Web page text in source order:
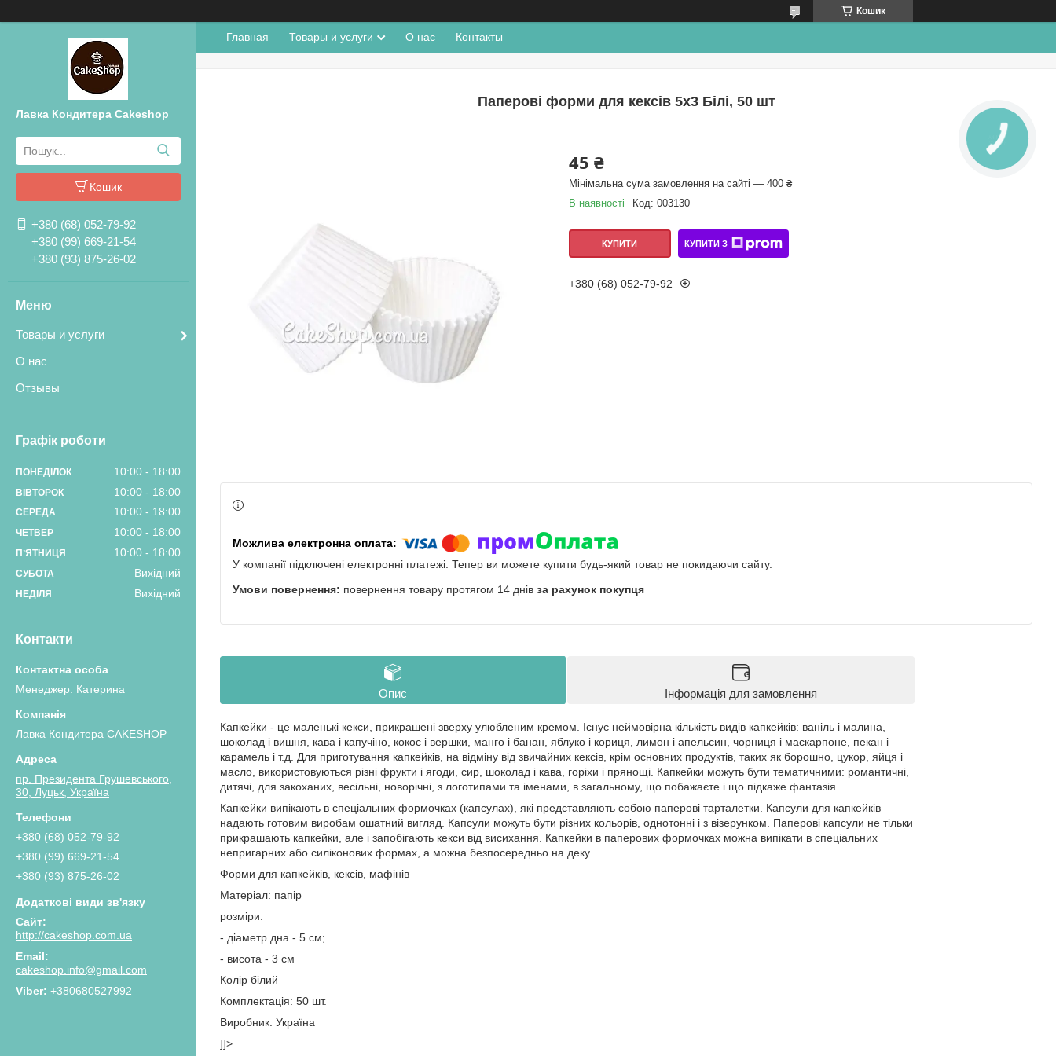
Кошик
Лавка Кондитера Cakeshop
Кошик
+380 (68) 052-79-92
+380 (99) 669-21-54
+380 (93) 875-26-02
Товары и услуги
О нас
Отзывы
Графік роботи
ПОНЕДІЛОК 10:00 18:00
ВІВТОРОК 10:00 18:00
СЕРЕДА 10:00 18:00
ЧЕТВЕР 10:00 18:00
ПʼЯТНИЦЯ 10:00 18:00
СУБОТА Вихідний
НЕДІЛЯ Вихідний
Контакти
Менеджер: Катерина
Лавка Кондитера CAKESHOP
пр. Президента Грушевського,
30, Луцьк, Україна
+380 (68) 052-79-92
+380 (99) 669-21-54
+380 (93) 875-26-02
http://cakeshop.com.ua
cakeshop.info@gmail.com
+380680527992
Главная Товары и услуги О нас Контакты
Паперові форми для кексів 5х3 Білі, 50 шт
45 ₴
Мінімальна сума замовлення на сайті — 400 ₴
В наявності
Код: 003130
КУПИТИ КУПИТИ З
+380 (68) 052-79-92
У компанії підключені електронні платежі. Тепер ви можете купити будь-який товар не покидаючи сайту.
повернення товару протягом 14 днів за рахунок покупця
Опис Інформація для замовлення
Капкейки - це маленькі кекси, прикрашені зверху улюбленим кремом. Існує неймовірна кількість видів капкейків: ваніль і малина,
шоколад і вишня, кава і капучіно, кокос і вершки, манго і банан, яблуко і кориця, лимон і апельсин, чорниця і маскарпоне, пекан і
карамель і т.д. Для приготування капкейків, на відміну від звичайних кексів, крім основних продуктів, таких як борошно, цукор, яйця і
масло, використовуються різні фрукти і ягоди, сир, шоколад і кава, горіхи і прянощі. Капкейки можуть бути тематичними: романтичні,
дитячі, для закоханих, весільні, новорічні, з логотипами та іменами, в загальному, що побажаєте і що підкаже фантазія.
Капкейки випікають в спеціальних формочках (капсулах), які представляють собою паперові тарталетки. Капсули для капкейків
надають готовим виробам ошатний вигляд. Капсули можуть бути різних кольорів, однотонні і з візерунком. Паперові капсули не тільки
прикрашають капкейки, але і запобігають кекси від висихання. Капкейки в паперових формочках можна випікати в спеціальних
непригарних або силіконових формах, а можна безпосередньо на деку.
Форми для капкейків, кексів, мафінів
Матеріал: папір
розміри:
- діаметр дна - 5 см;
- висота - 3 см
Колір білий
Комплектація: 50 шт.
Виробник: Україна
]]>
КНОПКА
ЗВ'ЯЗКУ